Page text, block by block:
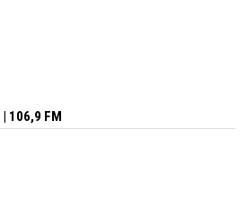
| 106,9 FM